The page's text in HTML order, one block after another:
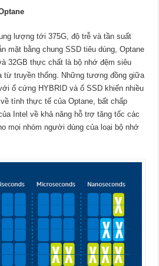
lượng tới 375G, độ trễ và tần suất
mặt bằng chung SSD tiêu dùng, Optane
32GB thực chất là bộ nhớ đệm siêu
từ truyền thống. Những tương đồng giữa
ổ cứng HYBRID và ổ SSD khiến nhiều
tính thực tế của Optane, bất chấp
Intel về khả năng hỗ trợ tăng tốc các
mọi nhóm người dùng của loại bộ nhớ